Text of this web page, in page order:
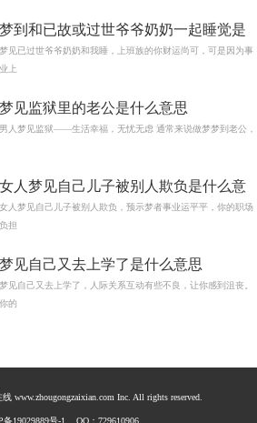
梦到和已故或过世爷爷奶奶一起睡觉是
什么意思
梦见已过世爷爷奶奶和我睡，上班族的你财运尚可，可是因为事
业上
梦见监狱里的老公是什么意思
男人梦见监狱——生活幸福，无忧无虑 通常来说做梦梦到老公，
女人梦见自己儿子被别人欺负是什么意
思
女人梦见自己儿子被别人欺负，预示梦者事业运平平，你的职场
负担
梦见自己又去上学了是什么意思
梦见自己又去上学了，人际关系互动有些不良，让你感到沮丧。
你的
www.zhougongzaixian.com Inc. All rights reserved.
备19029889号-1 QQ：729610906